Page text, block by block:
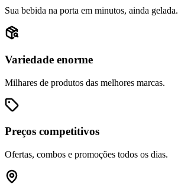
Sua bebida na porta em minutos, ainda gelada.
Variedade enorme
Milhares de produtos das melhores marcas.
Preços competitivos
Ofertas, combos e promoções todos os dias.